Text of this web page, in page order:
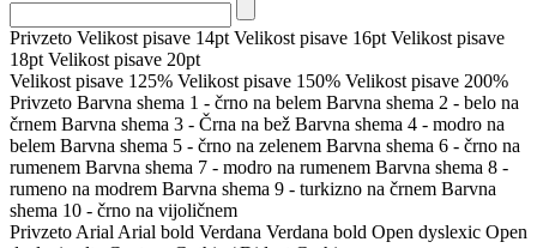
Privzeto Velikost pisave 14pt Velikost pisave 16pt Velikost pisave
18pt Velikost pisave 20pt
Velikost pisave 125% Velikost pisave 150% Velikost pisave 200%
Privzeto Barvna shema 1 - črno na belem Barvna shema 2 - belo na
črnem Barvna shema 3 - Črna na bež Barvna shema 4 - modro na
belem Barvna shema 5 - črno na zelenem Barvna shema 6 - črno na
rumenem Barvna shema 7 - modro na rumenem Barvna shema 8 -
rumeno na modrem Barvna shema 9 - turkizno na črnem Barvna
shema 10 - črno na vijoličnem
Privzeto Arial Arial bold Verdana Verdana bold Open dyslexic Open